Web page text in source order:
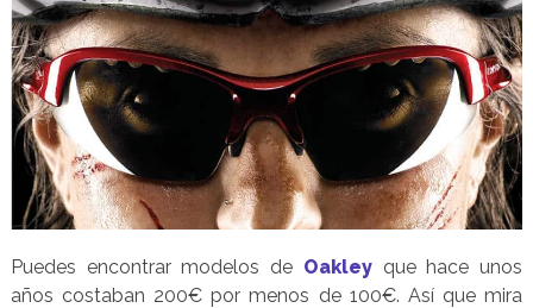
Puedes encontrar modelos de Oakleyque hace unos
años costaban 200€ por menos de 100€. Así que mira